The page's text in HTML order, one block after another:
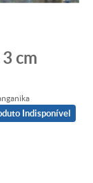
cm
Indisponível